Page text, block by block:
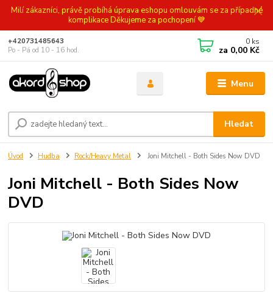
Milí zákazníci, právě probíhá úprava eshopu omlouvám se za případné
komplikace Děkujeme za pochopení 💙
Menu
Hledat
+420731485643
Po - Pá od 10 - 16 hod.
0 ks
za 0,00 Kč
Úvod Hudba Rock/Heavy Metal Joni Mitchell - Both Sides Now DVD
Joni Mitchell - Both Sides Now
DVD